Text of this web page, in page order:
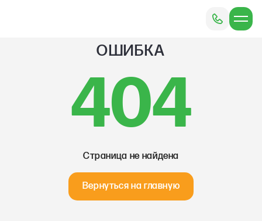
ОШИБКА
404
Страница не найдена
Вернуться на главную